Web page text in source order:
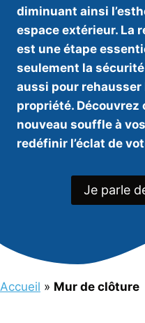
diminuant ainsi
espace extérieur. La
est une étape
seulement la
aussi pour rehausser
propriété. Découvrez
nouveau souffle à
redéfinir l’éclat de
Je parle
Accueil » Mur de clôture